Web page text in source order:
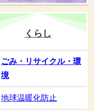
くらし
ごみ・リサイクル・環
境
地球温暖化防止